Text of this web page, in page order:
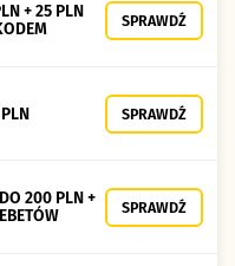
+ 25 PLN
SPRAWDŹ
SPRAWDŹ
200 PLN +
SPRAWDŹ